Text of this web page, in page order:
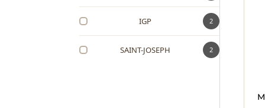
IGP 2
SAINT-JOSEPH 2